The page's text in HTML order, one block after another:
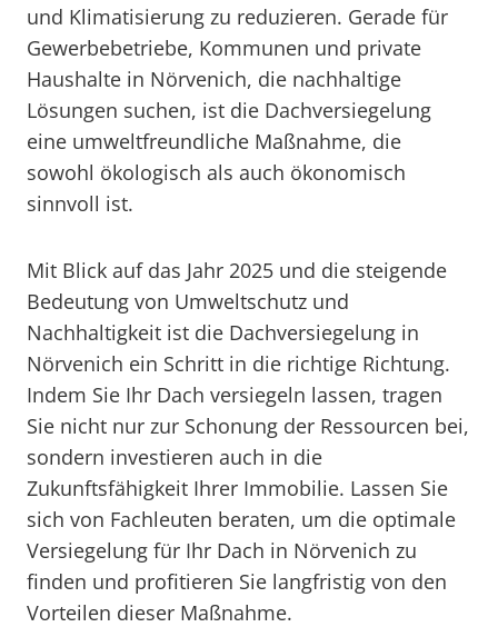
und Klimatisierung zu reduzieren. Gerade für
Gewerbebetriebe, Kommunen und private
Haushalte in Nörvenich, die nachhaltige
Lösungen suchen, ist die Dachversiegelung
eine umweltfreundliche Maßnahme, die
sowohl ökologisch als auch ökonomisch
sinnvoll ist.
Mit Blick auf das Jahr 2025 und die steigende
Bedeutung von Umweltschutz und
Nachhaltigkeit ist die Dachversiegelung in
Nörvenich ein Schritt in die richtige Richtung.
Indem Sie Ihr Dach versiegeln lassen, tragen
Sie nicht nur zur Schonung der Ressourcen bei,
sondern investieren auch in die
Zukunftsfähigkeit Ihrer Immobilie. Lassen Sie
sich von Fachleuten beraten, um die optimale
Versiegelung für Ihr Dach in Nörvenich zu
finden und profitieren Sie langfristig von den
Vorteilen dieser Maßnahme.